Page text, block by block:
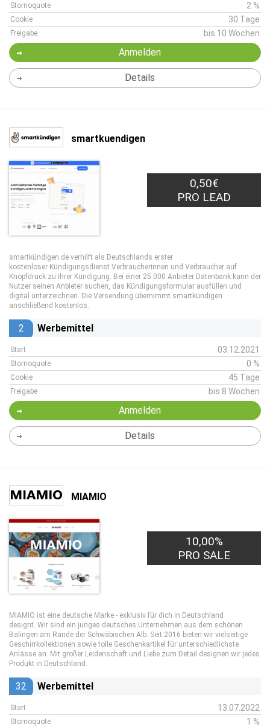
Stornoquote 2 %
Cookie 30 Tage
Freigabe bis 10 Wochen
Anmelden
Details
smartkuendigen
0,50€
PRO LEAD
smartkündigen.de verhilft als Deutschlands erster
kostenloser Kündigungsdienst Verbraucherinnen und Verbraucher auf
Knopfdruck zu ihrer Kündigung. Bei einer 25.000 Anbieter Datenbank kann der
Nutzer seinen Anbieter suchen, das Kündigungsformular ausfüllen und
digital unterzeichnen. Die Versendung übernimmt smartkündigen
anschließend kostenlos.
2 Werbemittel
Start 03.12.2021
Stornoquote 0 %
Cookie 45 Tage
Freigabe bis 8 Wochen
Anmelden
Details
MIAMIO
10,00%
PRO SALE
MIAMIO ist eine deutsche Marke - exklusiv für dich in Deutschland
designt. Wir sind ein junges deutsches Unternehmen aus dem schönen
Balingen am Rande der Schwäbischen Alb. Seit 2016 bieten wir vielseitige
Geschirrkollektionen sowie tolle Geschenkartikel für unterschiedlichste
Anlässe an. Mit großer Leidenschaft und Liebe zum Detail designen wir jedes
Produkt in Deutschland.
32 Werbemittel
Start 13.07.2022
Stornoquote 1 %